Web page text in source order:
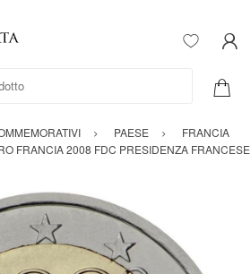
PAESE
FRANCIA
FRANCIA 2008 FDC PRESIDENZA FRANCESE